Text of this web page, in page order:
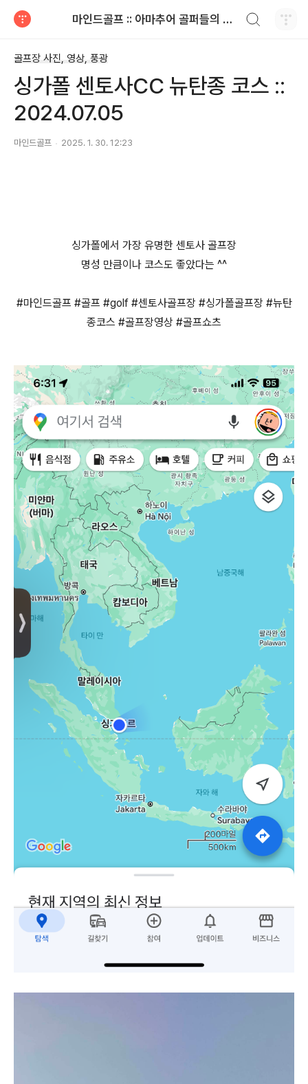
마인드골프 :: 아마추어 골퍼들의 공감 골프 이야기
골프장 사진, 영상, 풍광
싱가폴 센토사CC 뉴탄종 코스 ::
2024.07.05
마인드골프 2025. 1. 30. 12:23
싱가폴에서 가장 유명한 센토사 골프장
명성 만큼이나 코스도 좋았다는 ^^
#마인드골프 #골프 #golf #센토사골프장 #싱가폴골프장 #뉴탄
종코스 #골프장영상 #골프쇼츠